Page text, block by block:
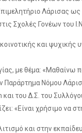
Λάρισας
Σχολές Γονέων του
και
με θέμα: «Μαθαίνω
Νόμου
του Δ.Σ. του
«Είναι χρήσιμο να
και στην